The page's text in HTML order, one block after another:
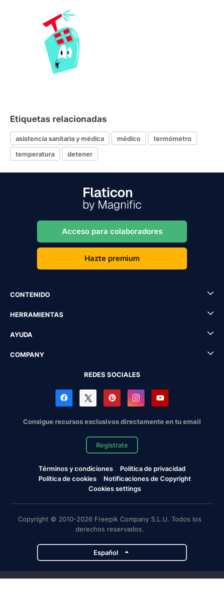
Etiquetas relacionadas
asistencia sanitaria y médica médico
termómetro
temperatura
detener
Acceso para colaboradores
Hazte premium
CONTENIDO
HERRAMIENTAS
AYUDA
COMPANY
REDES SOCIALES
Consigue recursos exclusivos directamente en tu email
Regístrate
Términos y condiciones
Política de privacidad
Política de cookies
Notificaciones de Copyright
Cookies settings
Copyright © 2010-2026 Freepik Company S.L.U. Todos los
derechos reservados.
Español